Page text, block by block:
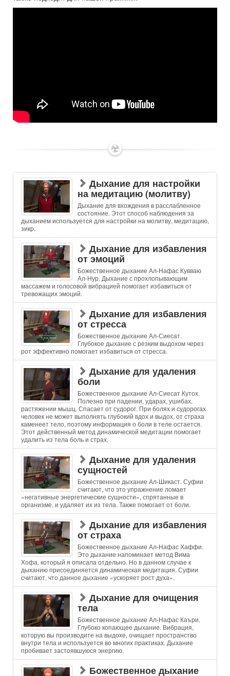
✶
Дыхание для настройки
на медитацию (молитву)
Дыхание для вхождения в расслабленное
состояние. Этот способ наблюдения за
дыханием используется для настройки на молитву, медитацию,
зикр.
Дыхание для избавления
от эмоций
Божественное дыхание Ал-Нафас Кувваю
Ал-Нур. Дыхание с прохлопывающим
массажем и голосовой вибрацией помогает избавиться от
тревожащих эмоций.
Дыхание для избавления
от стресса
Божественное дыхание Ал-Сиесат.
Глубокое дыхание с резким выдохом через
рот эффективно помогает избавиться от стресса.
Дыхание для удаления
боли
Божественное дыхание Ал-Сиесат Кутох.
Полезно при падении, ударах, ушибах,
растяжении мышц. Спасает от судорог. При болях и судорогах
человек не может выполнять глубокий вдох и выдох, от страха
каменеет тело, поэтому информация о боли в теле остается.
Этот действенный метод динамической медитации помогает
удалить из тела боль и страх.
Дыхание для удаления
сущностей
Божественное дыхание Ал-Шикаст. Суфии
считают, что это упражнение ломает
«негативные энергетические сущности», спрятанные в
организме, и удаляет их из тела. Также помогает от боли.
Дыхание для избавления
от страха
Божественное дыхание Ал-Нафас Хаффи.
Это дыхание напоминает метод Вима
Хофа, который я описала отдельно. Но в данном случае к
дыханию присоединяется динамическая медитация. Суфии
считают, что данное дыхание «ускоряет рост духа».
Дыхание для очищения
тела
Божественное дыхание Ал-Нафас Каъри.
Глубоко копающее дыхание. Вибрация,
которую вы производите на выдохе, очищает пространство
внутри тела и используется во многих практиках. Дыхание
пробивает застоявшуюся энергию.
Божественное дыхание